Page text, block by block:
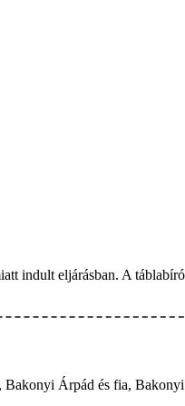
eljárásban. A
Árpád és fia,